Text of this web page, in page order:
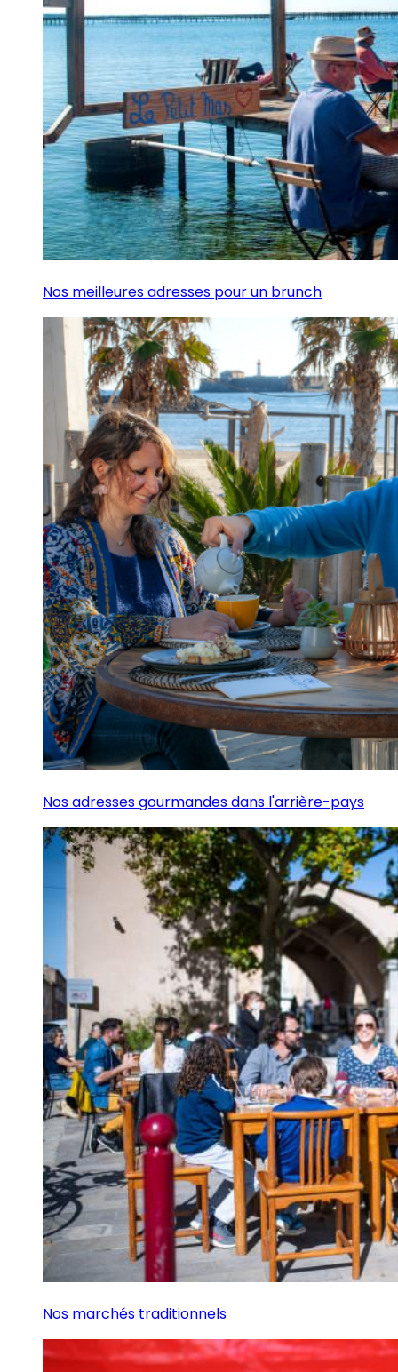
Nos meilleures adresses pour un brunch
Nos adresses gourmandes dans l'arrière-pays
Nos marchés traditionnels